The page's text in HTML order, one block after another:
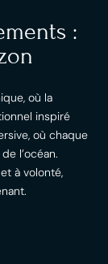
:
où la
inspiré
où chaque
l’océan.
à volonté,